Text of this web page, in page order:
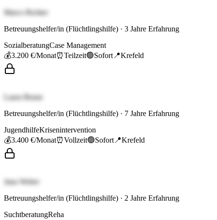
Marco Richter
Betreuungshelfer/in (Flüchtlingshilfe) · 3 Jahre Erfahrung
SozialberatungCase Management
💰3.200 €/Monat⏰Teilzeit🟢Sofort 📍Krefeld
Laura Braun
Betreuungshelfer/in (Flüchtlingshilfe) · 7 Jahre Erfahrung
JugendhilfeKrisenintervention
💰3.400 €/Monat⏰Vollzeit🟢Sofort 📍Krefeld
Jana Weber
Betreuungshelfer/in (Flüchtlingshilfe) · 2 Jahre Erfahrung
SuchtberatungReha